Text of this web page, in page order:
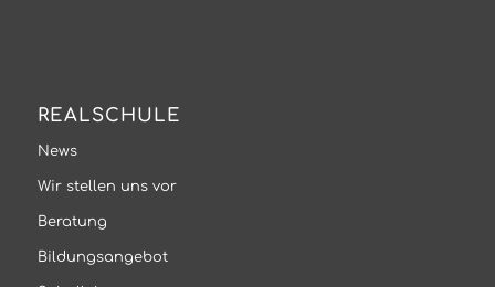
REALSCHULE
News
Wir stellen uns vor
Beratung
Bildungsangebot